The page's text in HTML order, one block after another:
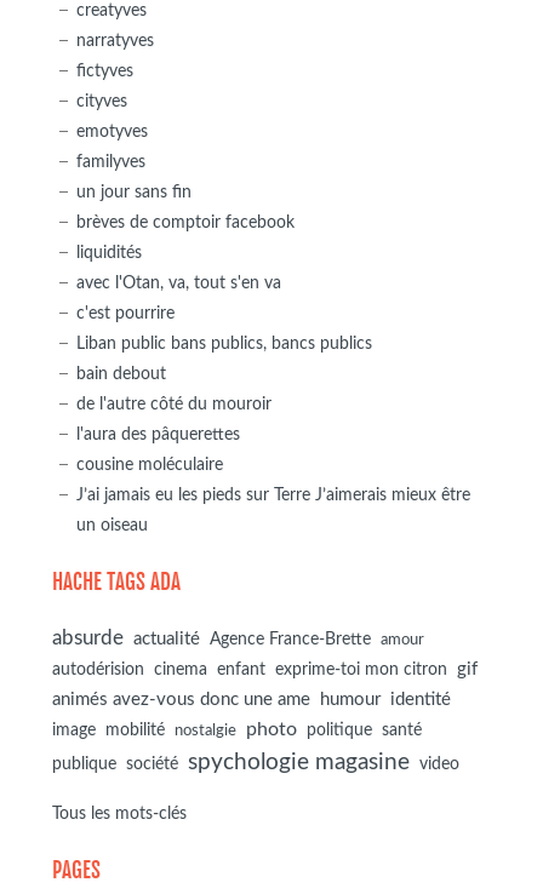
creatyves
narratyves
fictyves
cityves
emotyves
familyves
un jour sans fin
brèves de comptoir facebook
liquidités
avec l'Otan, va, tout s'en va
c'est pourrire
Liban public bans publics, bancs publics
bain debout
de l'autre côté du mouroir
l'aura des pâquerettes
cousine moléculaire
J’ai jamais eu les pieds sur Terre J’aimerais mieux être
un oiseau
HACHE TAGS ADA
absurde actualité Agence France-Brette amour
autodérision cinema enfant exprime-toi mon citron
gif
animés avez-vous donc une ame
humour identité
image mobilité nostalgie photo politique
santé
publique
société spychologie magasine video
Tous les mots-clés
PAGES